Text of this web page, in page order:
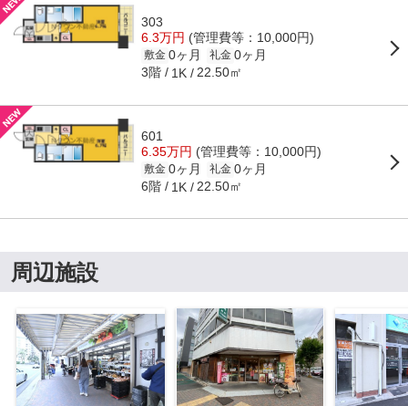
303
6.3万円 (管理費等：10,000円)
敷金 0ヶ月 礼金 0ヶ月
3階 1K 22.50㎡
601
6.35万円 (管理費等：10,000円)
敷金 0ヶ月 礼金 0ヶ月
6階 1K 22.50㎡
周辺施設